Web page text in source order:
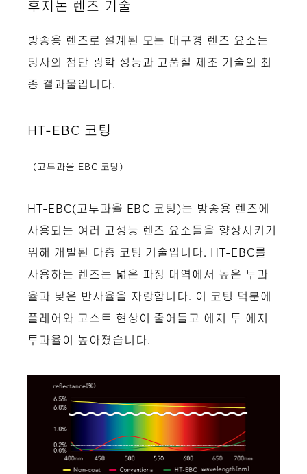
후지논 렌즈 기술
방송용 렌즈로 설계된 모든 대구경 렌즈 요소는
당사의 첨단 광학 성능과 고품질 제조 기술의 최
종 결과물입니다.
HT-EBC 코팅
(고투과율 EBC 코팅)
HT-EBC(고투과율 EBC 코팅)는 방송용 렌즈에
사용되는 여러 고성능 렌즈 요소들을 향상시키기
위해 개발된 다층 코팅 기술입니다. HT-EBC를
사용하는 렌즈는 넓은 파장 대역에서 높은 투과
율과 낮은 반사율을 자랑합니다. 이 코팅 덕분에
플레어와 고스트 현상이 줄어들고 에지 투 에지
투과율이 높아졌습니다.